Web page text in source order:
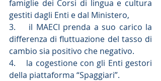
famiglie dei Corsi di lingua e cultura
gestiti dagli Enti e dal Ministero,
3.    il MAECI prenda a suo carico la
differenza di fluttuazione del tasso di
cambio sia positivo che negativo.
4.    la cogestione con gli Enti gestori
della piattaforma “Spaggiari”.